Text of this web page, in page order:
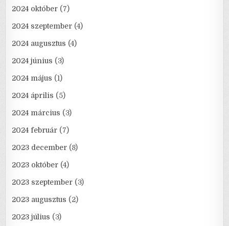
2024 október (7)
2024 szeptember (4)
2024 augusztus (4)
2024 június (3)
2024 május (1)
2024 április (5)
2024 március (3)
2024 február (7)
2023 december (8)
2023 október (4)
2023 szeptember (3)
2023 augusztus (2)
2023 július (3)